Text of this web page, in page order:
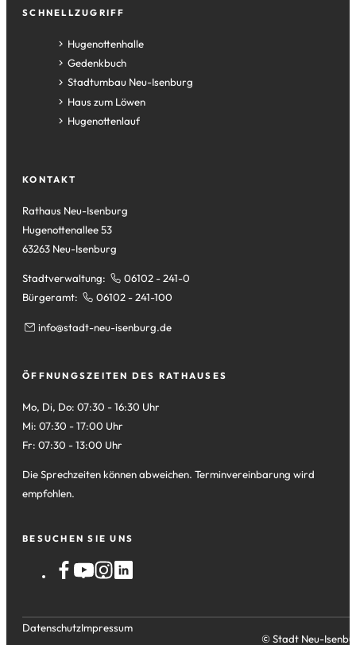
SCHNELLZUGRIFF
Hugenottenhalle
(Öffnet
in
einem
neuen
Tab)
Gedenkbuch
(Öffnet
in
einem
neuen
Stadtumbau Neu-Isenburg
(Öffnet
in
einem
Haus zum Löwen
(Öffnet
in
Tab)
Hugenottenlauf
(Öffnet
neuen
KONTAKT
Rathaus Neu-Isenburg
Hugenottenallee 53
63263 Neu-Isenburg
Stadtverwaltung:
06102 - 241-0
Bürgeramt:
06102 - 241-100
info stadt-neu-isenburg de
ÖFFNUNGSZEITEN DES RATHAUSES
Mo, Di, Do: 07:30 - 16:30 Uhr
Mi: 07:30 - 17:00 Uhr
Fr: 07:30 - 13:00 Uhr
Die Sprechzeiten können abweichen. Terminvereinbarung wird
empfohlen.
BESUCHEN SIE UNS
DatenschutzImpressum
© Stadt Neu-